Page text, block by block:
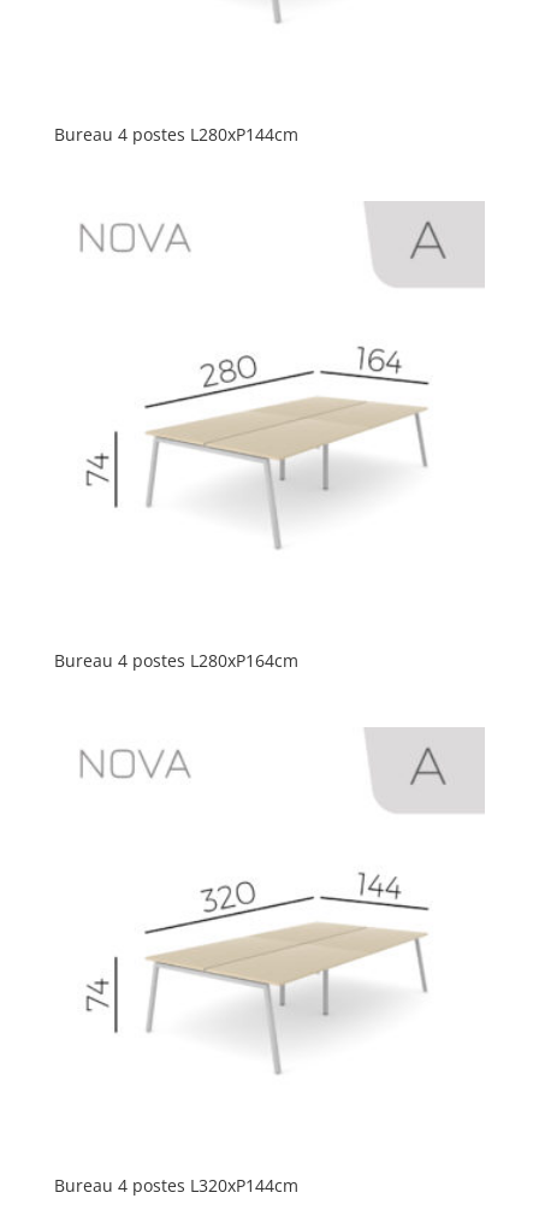
Bureau 4 postes L280xP144cm
Bureau 4 postes L280xP164cm
Bureau 4 postes L320xP144cm